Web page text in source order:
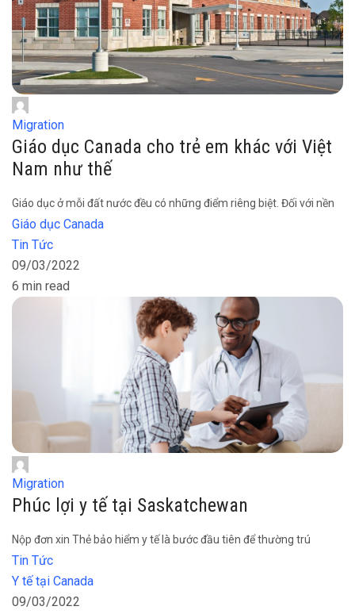
Migration
Giáo dục Canada cho trẻ em khác với Việt
Nam như thế
Giáo dục ở mỗi đất nước đều có những điểm riêng biệt. Đối với nền
Giáo dục Canada
Tin Tức
09/03/2022
6 min read
Migration
Phúc lợi y tế tại Saskatchewan
Nộp đơn xin Thẻ bảo hiểm y tế là bước đầu tiên để thường trú
Tin Tức
Y tế tại Canada
09/03/2022